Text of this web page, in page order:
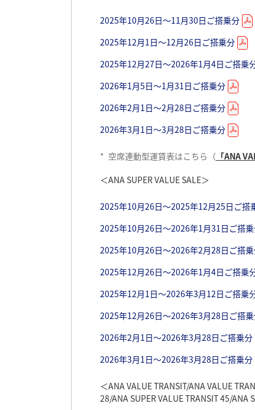
2024年10月27日～11月30日ご搭乗分
2024年12月1日～12月27日ご搭乗分
2024年12月28日～2025年1月5日ご搭乗
2025年1月6日～1月31日ご搭乗分
2025年2月1日～2月28日ご搭乗分
2025年3月1日～3月29日ご搭乗分
* 空席連動型運賃表はこちら（ 「ANA
＜ANA SUPER VALUE SALE＞
2024年10月27日～11月30日ご搭乗分（
2024年10月27日～2025年1月13日ご搭
2024年11月1日～2025年2月28日ご搭乗
2024年12月27日～2025年1月5日ご搭乗
2024年12月1日～2025年2月28日ご搭乗
2025年1月6日～2025年2月28日ご搭乗
2025年1月6日～2025年3月29日ご搭乗分
2024年12月27日～2025年1月5日ご搭乗
2025年2月1日～2025年3月29日ご搭乗
2025年3月1日～2025年3月29日ご搭乗
2025年3月30日～4月25日ご搭乗分
2025年4月26日～5月6日ご搭乗分
2025年5月7日～5月31日ご搭乗分
2025年6月1日～6月30日ご搭乗分
2025年7月1日～7月31日ご搭乗分
2025年8月1日～8月8日ご搭乗分
2025年8月9日～8月17日ご搭乗分
空席連動型運賃表はこちら（ 「ANA
＜ANA SUPER VALUE SALE＞
2025年3月30日～2025年4月24日ご搭乗
2025年3月30日～2025年5月31日ご搭乗
2025年3月30日～2025年6月30日ご搭乗
2025年5月3日～2025年5月6日ご搭乗分
2025年5月7日～2025年8月7日ご搭乗分
2025年6月1日～2025年8月31日ご搭乗
2025年10月26日～11月30日ご搭乗分
2025年12月1日～12月26日ご搭乗分
2025年12月27日～2026年1月4日ご搭乗
2026年1月5日～1月31日ご搭乗分
2026年2月1日～2月28日ご搭乗分
2026年3月1日～3月28日ご搭乗分
* 空席連動型運賃表はこちら（ 「ANA
＜ANA SUPER VALUE SALE＞
2025年10月26日～2025年12月25日ご搭
2025年10月26日～2026年1月31日ご搭
2025年10月26日～2026年2月28日ご搭
2025年12月26日～2026年1月4日ご搭乗
2025年12月1日～2026年3月12日ご搭乗
2025年12月26日～2026年3月28日ご搭
2026年2月1日～2026年3月28日ご搭乗分
2026年3月1日～2026年3月28日ご搭乗分
＜ANA VALUE TRANSIT/ANA VALUE
28/ANA SUPER VALUE TRANSIT 45/ANA